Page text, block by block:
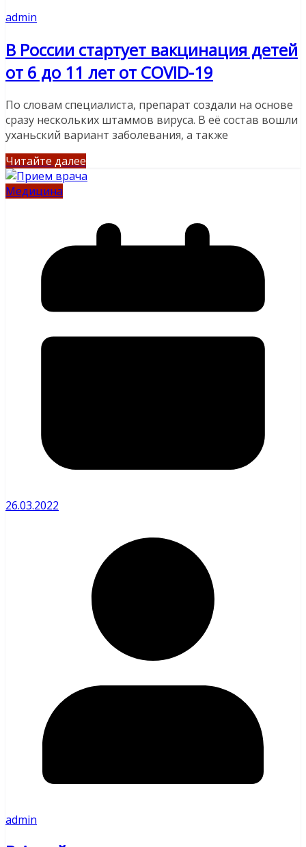
admin
В России стартует вакцинация детей
от 6 до 11 лет от COVID-19
По словам специалиста, препарат создали на основе
сразу нескольких штаммов вируса. В её состав вошли
уханьский вариант заболевания, а также
Читайте далее
Медицина
26.03.2022
admin